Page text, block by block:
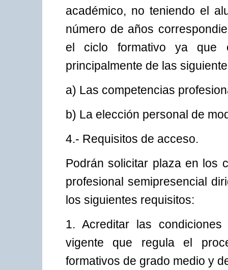
académico, no teniendo el
número de años
el ciclo formativo ya que
principalmente de las
a) Las competencias
b) La elección personal de
4.- Requisitos de acceso.
Podrán solicitar plaza en los
profesional semipresencial
los siguientes requisitos:
1. Acreditar las
vigente que regula el
formativos de grado medio y